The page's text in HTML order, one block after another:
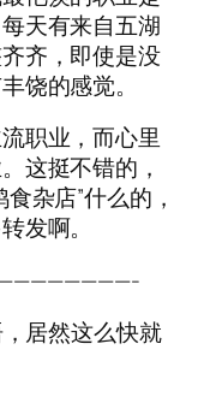
天有来自五湖
齐，即使是没
饶的感觉。
职业，而心里
这挺不错的，
杂店”什么的，
发啊。
居然这么快就